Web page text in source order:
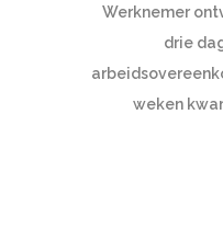
Werknemer
drie
weken